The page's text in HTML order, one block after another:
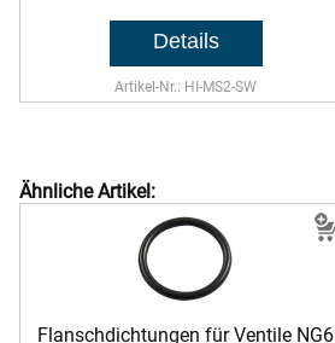
Artikel-Nr.: HI-MS2-SW
Ähnliche Artikel:
Flanschdichtungen für Ventile NG6